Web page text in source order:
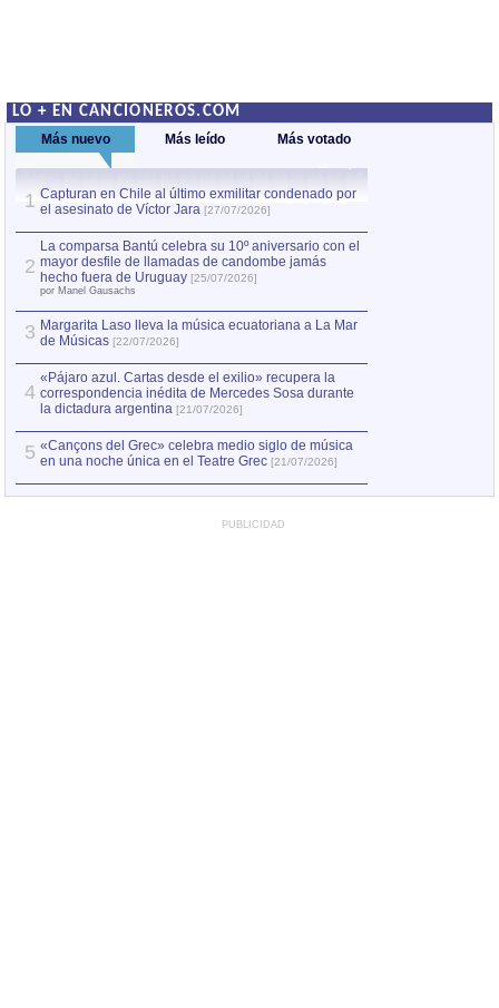
LO + EN CANCIONEROS.COM
Más nuevo Más leído Más votado
1 Capturan en Chile al último exmilitar condenado por
el asesinato de Víctor Jara [27/07/2026]
2
La comparsa Bantú celebra su 10º aniversario con el
mayor desfile de llamadas de candombe jamás
hecho fuera de Uruguay [25/07/2026]
por Manel Gausachs
3 Margarita Laso lleva la música ecuatoriana a La Mar
de Músicas [22/07/2026]
4
«Pájaro azul. Cartas desde el exilio» recupera la
correspondencia inédita de Mercedes Sosa durante
la dictadura argentina [21/07/2026]
5 «Cançons del Grec» celebra medio siglo de música
en una noche única en el Teatre Grec [21/07/2026]
PUBLICIDAD